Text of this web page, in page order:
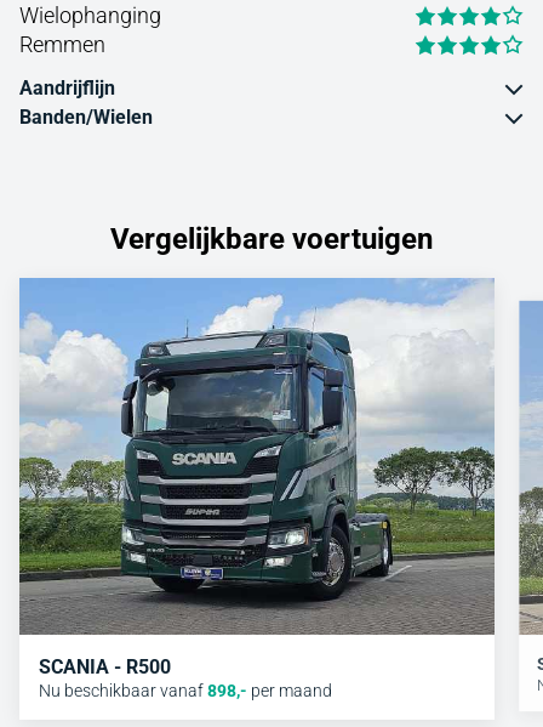
Wielophanging
Remmen
Aandrijflijn
Banden/Wielen
Vergelijkbare voertuigen
SCANIA - R500
Nu beschikbaar vanaf898,- per maand